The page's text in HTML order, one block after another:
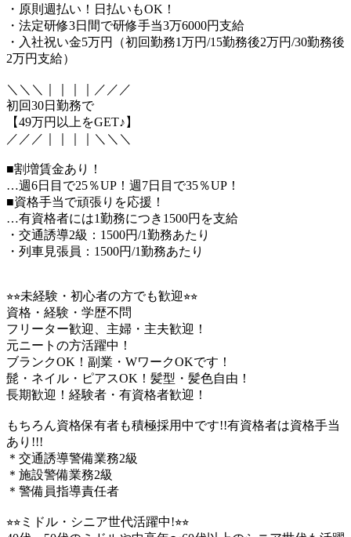
・原則週払い！日払いもOK！
・法定研修3日間で研修手当3万6000円支給
・入社祝い金5万円（初回勤務1万円/15勤務後2万円/30勤務後
2万円支給）
＼＼＼｜｜｜｜／／／
初回30日勤務で
【49万円以上をGET♪】
／／／｜｜｜｜＼＼＼
■割増賃金あり！
…週6日目で25％UP！週7日目で35％UP！
■資格手当で頑張りを応援！
…有資格者には1勤務につき1500円を支給
・交通誘導2級：1500円/1勤務あたり
・列車見張員：1500円/1勤務あたり
⭐︎⭐︎未経験・初心者の方でも歓迎⭐︎⭐︎
資格・経験・学歴不問
フリーター歓迎、主婦・主夫歓迎！
元ニートの方活躍中！
ブランクOK！副業・WワークOKです！
髭・ネイル・ピアスOK！髪型・髪色自由！
長期歓迎！経験者・有資格者歓迎！
もちろん資格保有者も積極採用中です!!有資格者は資格手当
あり!!!
＊交通誘導警備業務2級
＊施設警備業務2級
＊警備員指導責任者
⭐︎⭐︎ミドル・シニア世代活躍中!⭐︎⭐︎